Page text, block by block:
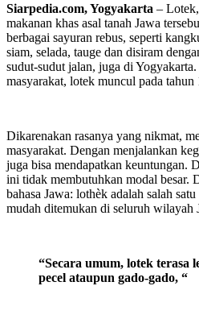
Siarpedia.com, Yogyakarta –
makanan khas asal tanah Jawa
berbagai sayuran rebus, seperti
siam, selada, tauge dan disiram
sudut-sudut jalan, juga di
masyarakat, lotek muncul pada tahun
Dikarenakan rasanya yang nikmat,
masyarakat. Dengan menjalankan
juga bisa mendapatkan keuntungan.
ini tidak membutuhkan modal besar.
bahasa Jawa: lothèk adalah salah
mudah ditemukan di seluruh wilayah
“Secara umum, lotek terasa
pecel ataupun gado-gado, “